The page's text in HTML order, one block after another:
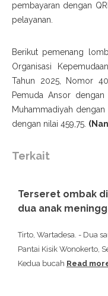
pembayaran dengan
pelayanan.
Berikut pemenang
Organisasi
Tahun 2025, Nomor
Pemuda Ansor
Muhammadiyah
dengan nilai 459,75.
Terkait
Terseret ombak
dua anak
Tirto, Wartadesa. - Dua
Pantai Kisik Wonokerto,
Kedua bucah Read